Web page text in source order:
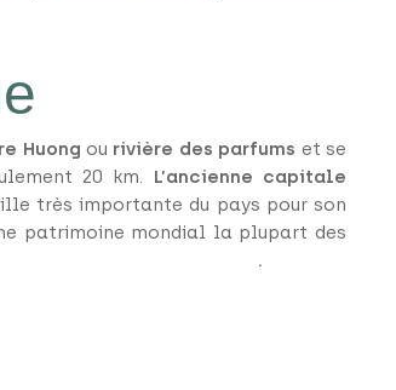
Huong ou rivière des parfums et se
20 km. L’ancienne capitale
très importante du pays pour son
patrimoine mondial la plupart des
.